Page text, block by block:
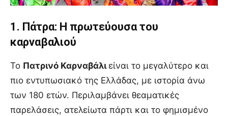
1. Πάτρα: Η πρωτεύουσα του
καρναβαλιού
Το Πατρινό Καρναβάλι είναι το μεγαλύτερο και
πιο εντυπωσιακό της Ελλάδας, με ιστορία άνω
των 180 ετών. Περιλαμβάνει θεαματικές
παρελάσεις, ατελείωτα πάρτι και το φημισμένο